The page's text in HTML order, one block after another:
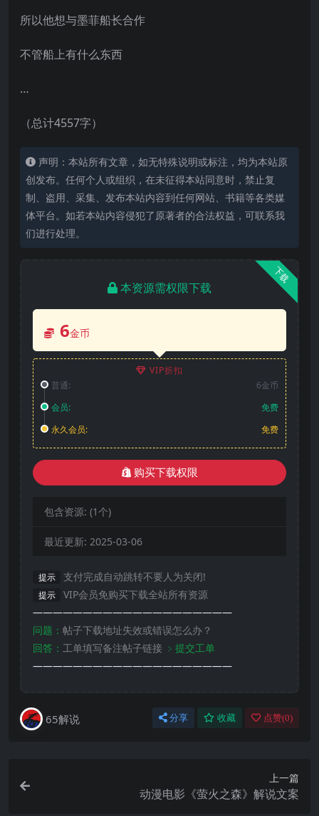
所以他想与墨菲船长合作
不管船上有什么东西
…
（总计4557字）
声明：本站所有文章，如无特殊说明或标注，均为本站原
创发布。任何个人或组织，在未征得本站同意时，禁止复
制、盗用、采集、发布本站内容到任何网站、书籍等各类媒
体平台。如若本站内容侵犯了原著者的合法权益，可联系我
们进行处理。
下载
本资源需权限下载
6金币
VIP折扣
普通:
6金币
会员:
免费
永久会员:
免费
购买下载权限
包含资源: (1个)
最近更新: 2025-03-06
提示 支付完成自动跳转不要人为关闭!
提示
VIP会员免购买下载全站所有资源
————————————————————
问题： 帖子下载地址失效或错误怎么办？
回答： 工单填写备注帖子链接 ﹥提交工单
————————————————————
65解说 分享 收藏 点赞(0)
上一篇
动漫电影《萤火之森》解说文案